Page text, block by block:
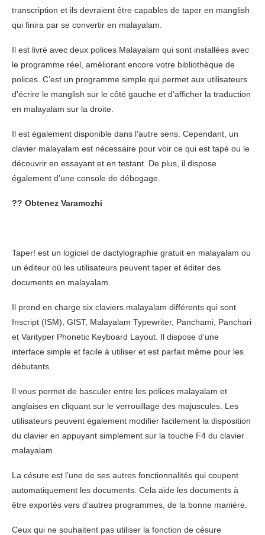
transcription et ils devraient être capables de taper en manglish
qui finira par se convertir en malayalam.
Il est livré avec deux polices Malayalam qui sont installées avec
le programme réel, améliorant encore votre bibliothèque de
polices. C’est un programme simple qui permet aux utilisateurs
d’écrire le manglish sur le côté gauche et d’afficher la traduction
en malayalam sur la droite.
Il est également disponible dans l’autre sens. Cependant, un
clavier malayalam est nécessaire pour voir ce qui est tapé ou le
découvrir en essayant et en testant. De plus, il dispose
également d’une console de débogage.
?? Obtenez Varamozhi
Taper! est un logiciel de dactylographie gratuit en malayalam ou
un éditeur où les utilisateurs peuvent taper et éditer des
documents en malayalam.
Il prend en charge six claviers malayalam différents qui sont
Inscript (ISM), GIST, Malayalam Typewriter, Panchami, Panchari
et Varityper Phonetic Keyboard Layout. Il dispose d’une
interface simple et facile à utiliser et est parfait même pour les
débutants.
Il vous permet de basculer entre les polices malayalam et
anglaises en cliquant sur le verrouillage des majuscules. Les
utilisateurs peuvent également modifier facilement la disposition
du clavier en appuyant simplement sur la touche F4 du clavier
malayalam.
La césure est l’une de ses autres fonctionnalités qui coupent
automatiquement les documents. Cela aide les documents à
être exportés vers d’autres programmes, de la bonne manière.
Ceux qui ne souhaitent pas utiliser la fonction de césure